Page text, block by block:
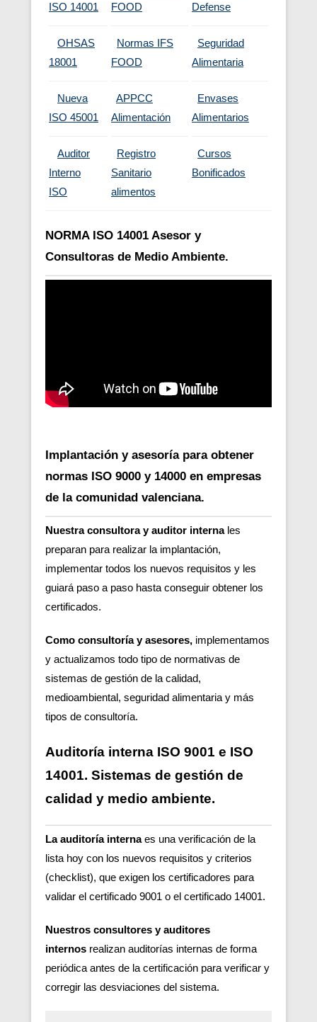
ISO 14001
FOOD
Defense
OHSAS
18001
Normas IFS
FOOD
Seguridad
Alimentaria
Nueva
ISO 45001
APPCC
Alimentación
Envases
Alimentarios
Auditor
Interno
ISO
Registro
Sanitario
alimentos
Cursos
Bonificados
NORMA ISO 14001 Asesor y
Consultoras de Medio Ambiente.
Implantación y asesoría para obtener
normas ISO 9000 y 14000 en empresas
de la comunidad valenciana.
Nuestra consultora y auditor internales
preparan para realizar la implantación,
implementar todos los nuevos requisitos y les
guiará paso a paso hasta conseguir obtener los
certificados.
Como consultoría y asesores, implementamos
y actualizamos todo tipo de normativas de
sistemas de gestión de la calidad,
medioambiental, seguridad alimentaria y más
tipos de consultoría.
Auditoría interna ISO 9001 e ISO
14001. Sistemas de gestión de
calidad y medio ambiente.
La auditoría internaes una verificación de la
lista hoy con los nuevos requisitos y criterios
(checklist), que exigen los certificadores para
validar el certificado 9001 o el certificado 14001.
Nuestros consultores y auditores
internos realizan auditorías internas de forma
periódica antes de la certificación para verificar y
corregir las desviaciones del sistema.